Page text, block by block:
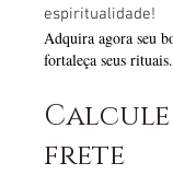
espiritualidade!
Adquira agora seu
fortaleça seus rituais.
Calcule
frete